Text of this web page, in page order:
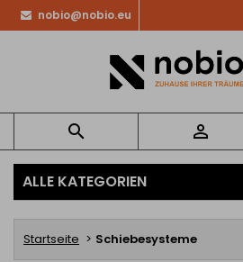
nobio@nobio.eu
 
ALLE KATEGORIEN
Startseite Schiebesysteme